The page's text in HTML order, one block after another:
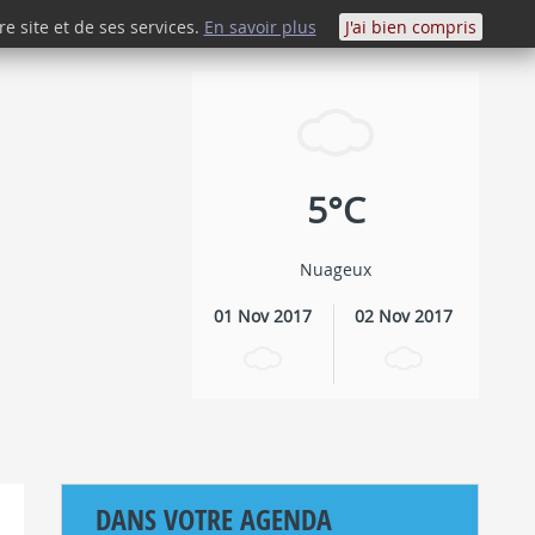
SAVOURER
5°C
Nuageux
01 Nov 2017 02 Nov 2017
DANS VOTRE AGENDA
site et de ses services. En savoir plus J'ai bien compris